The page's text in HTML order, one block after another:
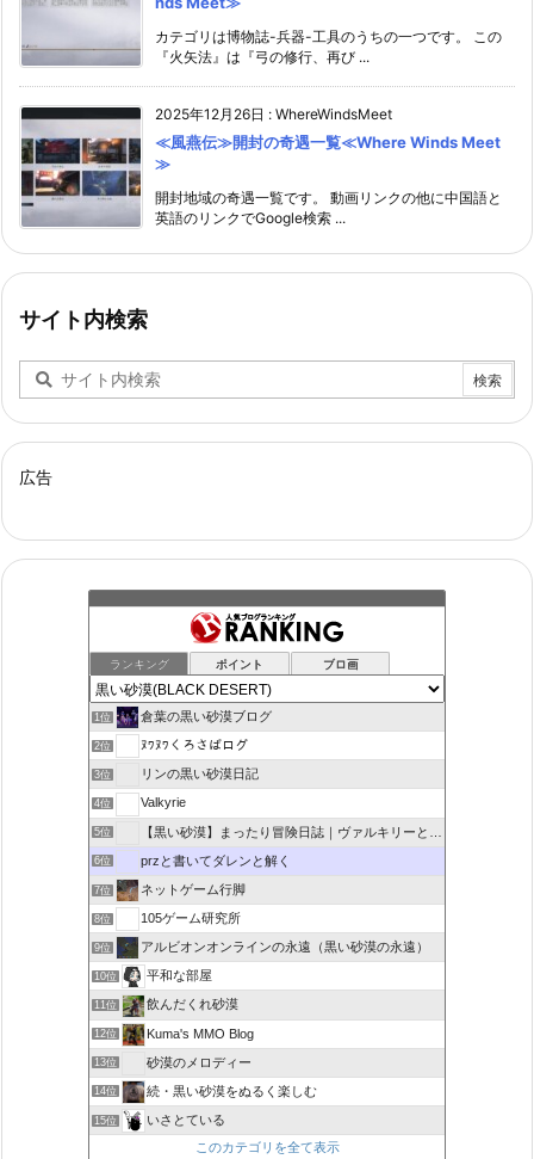
カテゴリは博物誌-兵器-工具のうちの一つです。 この
『火矢法』は『弓の修行、再び ...
2025年12月26日 : WhereWindsMeet
≪風燕伝≫開封の奇遇一覧≪Where Winds Meet
≫
開封地域の奇遇一覧です。 動画リンクの他に中国語と
英語のリンクでGoogle検索 ...
サイト内検索
広告
ランキング ポイント ブロ画
1位 倉葉の黒い砂漠ブログ
2位 ﾇﾜﾇﾜくろさばログ
3位 リンの黒い砂漠日記
4位 Valkyrie
5位 【黒い砂漠】まったり冒険日誌｜ヴァルキリーと闇の精霊の旅
6位 przと書いてダレンと解く
7位 ネットゲーム行脚
8位 105ゲーム研究所
9位 アルビオンオンラインの永遠（黒い砂漠の永遠）
10位 平和な部屋
11位 飲んだくれ砂漠
12位 Kuma's MMO Blog
13位 砂漠のメロディー
14位 続・黒い砂漠をぬるく楽しむ
15位
いさとている
このカテゴリを全て表示